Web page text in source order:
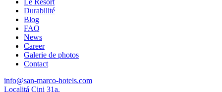
Le Resort
Durabilité
Blog
FAQ
News
Career
Galerie de photos
Contact
info@san-marco-hotels.com
Localitá Cini 31a,